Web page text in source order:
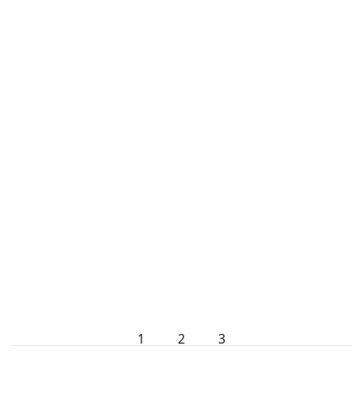
1 2 3